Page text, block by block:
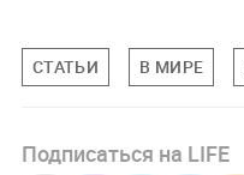
СТАТЬИ В МИРЕ
Подписаться на LIFE